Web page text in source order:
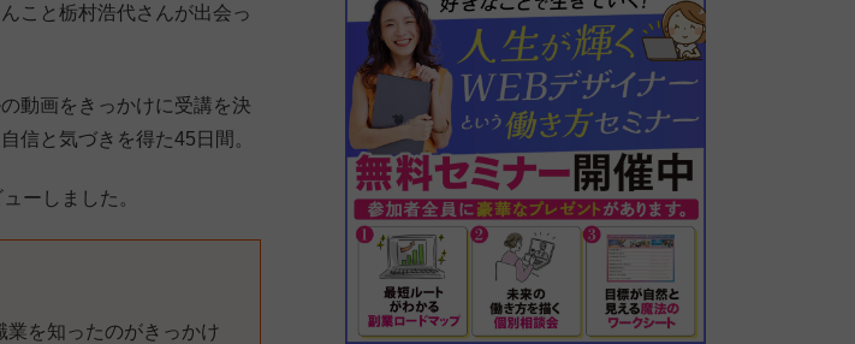
こと栃村浩代さんが出会っ
動画をきっかけに受講を決
信と気づきを得た45日間。
ーしました。
を知ったのがきっかけ